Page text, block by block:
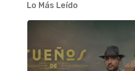
Lo Más Leído